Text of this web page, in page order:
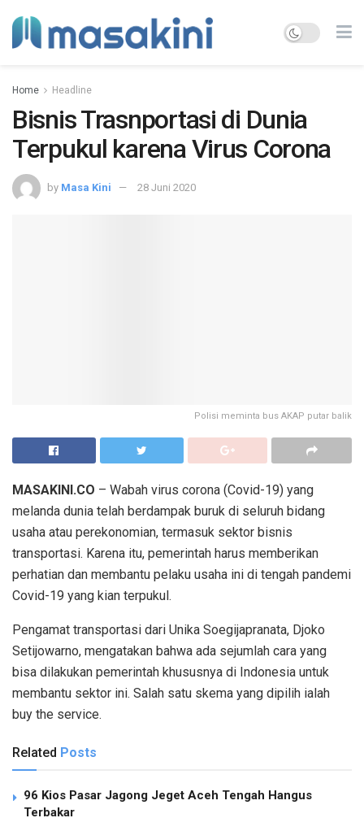
Home Headline
Bisnis Trasnportasi di Dunia
Terpukul karena Virus Corona
by Masa Kini 28 Juni 2020
Polisi meminta bus AKAP putar balik
MASAKINI.CO – Wabah virus corona (Covid-19) yang
melanda dunia telah berdampak buruk di seluruh bidang
usaha atau perekonomian, termasuk sektor bisnis
transportasi. Karena itu, pemerintah harus memberikan
perhatian dan membantu pelaku usaha ini di tengah pandemi
Covid-19 yang kian terpukul.
Pengamat transportasi dari Unika Soegijapranata, Djoko
Setijowarno, mengatakan bahwa ada sejumlah cara yang
bisa dilakukan pemerintah khususnya di Indonesia untuk
membantu sektor ini. Salah satu skema yang dipilih ialah
buy the service.
Related Posts
96 Kios Pasar Jagong Jeget Aceh Tengah Hangus
Terbakar